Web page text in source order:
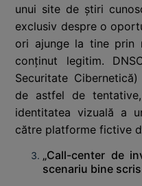
unui site de știri
exclusiv despre o
ori ajunge la tine prin
conținut legitim.
Securitate
de astfel de
identitatea vizuală a
către platforme fictive
„Call-center de
scenariu bine scris